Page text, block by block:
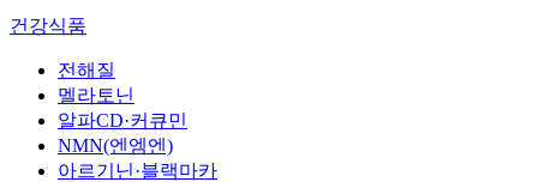
건강식품
전해질
멜라토닌
알파CD·커큐민
NMN(엔엠엔)
아르기닌·블랙마카